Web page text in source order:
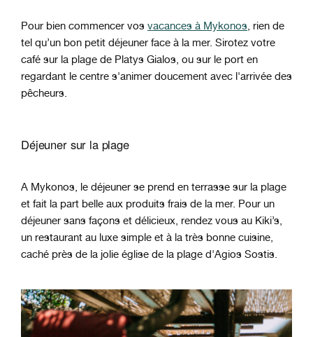
Pour bien commencer vos vacances à Mykonos , rien de
tel qu’un bon petit déjeuner face à la mer. Sirotez votre
café sur la plage de Platys Gialos, ou sur le port en
regardant le centre s'animer doucement avec l'arrivée des
pêcheurs.
Déjeuner sur la plage
A Mykonos, le déjeuner se prend en terrasse sur la plage
et fait la part belle aux produits frais de la mer. Pour un
déjeuner sans façons et délicieux, rendez vous au Kiki’s,
un restaurant au luxe simple et à la très bonne cuisine,
caché près de la jolie église de la plage d'Agios Sostis.